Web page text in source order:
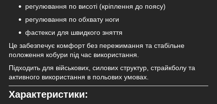
регулювання по висоті (кріплення до поясу)
регулювання по обхвату ноги
фастекси для швидкого зняття
Це забезпечує комфорт без пережимання та стабільне
положення кобури під час використання.
Підходить для військових, силових структур, страйкболу та
активного використання в польових умовах.
Характеристики: